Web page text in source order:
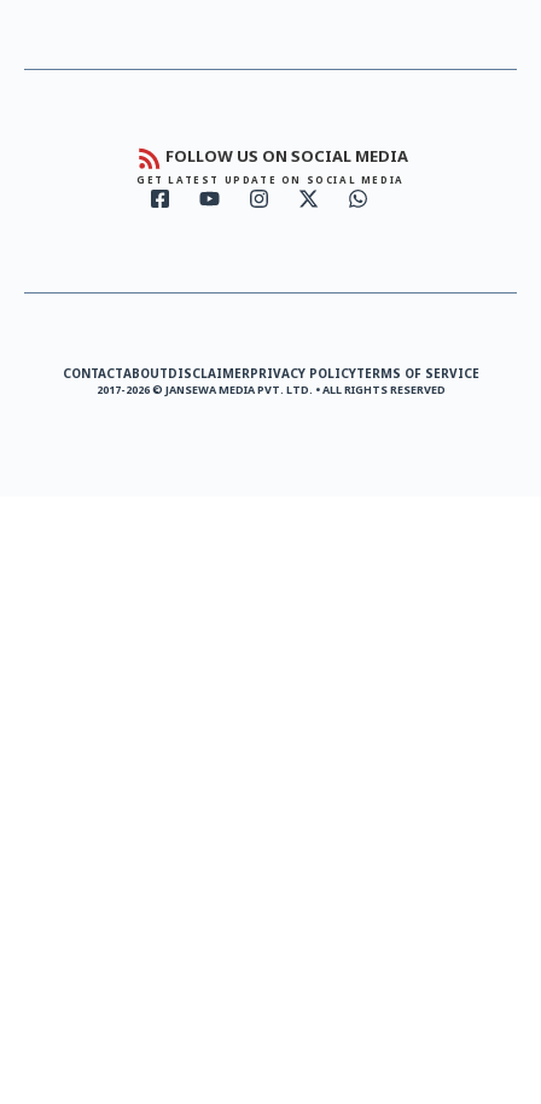
FOLLOW US ON SOCIAL MEDIA
GET LATEST UPDATE ON SOCIAL MEDIA
CONTACTABOUTDISCLAIMERPRIVACY POLICYTERMS OF SERVICE
2017-2026 © JANSEWA MEDIA PVT. LTD. • ALL RIGHTS RESERVED